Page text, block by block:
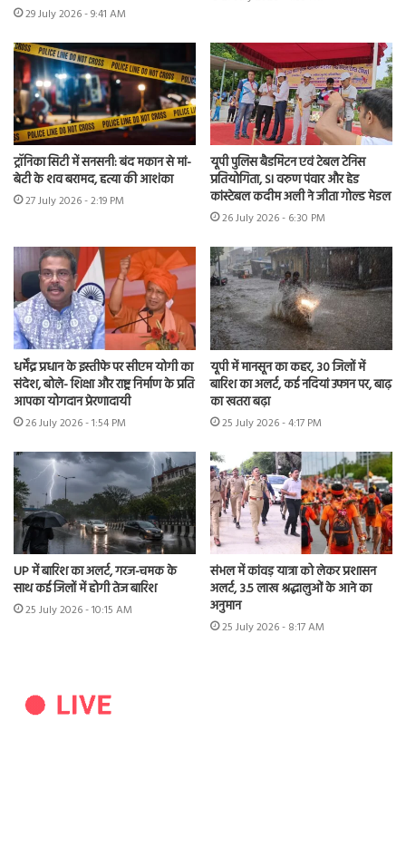
29 July 2026 - 9:41 AM
ट्रॉनिका सिटी में सनसनी: बंद मकान से मां-
बेटी के शव बरामद, हत्या की आशंका
27 July 2026 - 2:19 PM
यूपी पुलिस बैडमिंटन एवं टेबल टेनिस
प्रतियोगिता, SI वरुण पंवार और हेड
कांस्टेबल कदीम अली ने जीता गोल्ड मेडल
26 July 2026 - 6:30 PM
धर्मेंद्र प्रधान के इस्तीफे पर सीएम योगी का
संदेश, बोले- शिक्षा और राष्ट्र निर्माण के प्रति
आपका योगदान प्रेरणादायी
26 July 2026 - 1:54 PM
यूपी में मानसून का कहर, 30 जिलों में
बारिश का अलर्ट, कई नदियां उफान पर, बाढ़
का खतरा बढ़ा
25 July 2026 - 4:17 PM
UP में बारिश का अलर्ट, गरज-चमक के
साथ कई जिलों में होगी तेज बारिश
25 July 2026 - 10:15 AM
संभल में कांवड़ यात्रा को लेकर प्रशासन
अलर्ट, 3.5 लाख श्रद्धालुओं के आने का
अनुमान
25 July 2026 - 8:17 AM